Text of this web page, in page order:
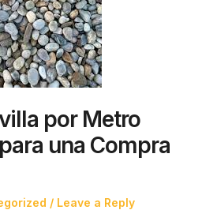
por Metro
una Compra
Leave a Reply